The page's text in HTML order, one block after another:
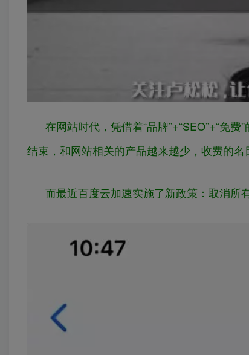
在网站时代，凭借着“品牌”+“SEO”+“免
结束，和网站相关的产品越来越少，收费的名
而最近百度云加速实施了新政策：取消所